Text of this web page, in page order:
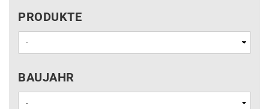
PRODUKTE
PRODUKTE
BAUJAHR
BAUJAHR